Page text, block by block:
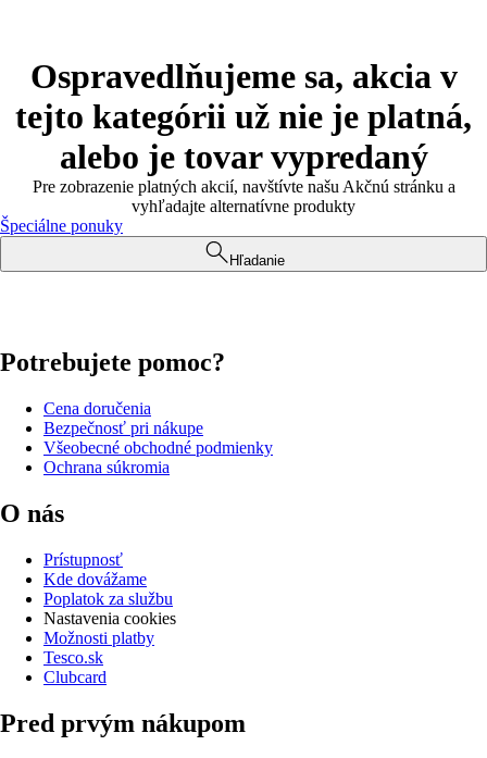
Ospravedlňujeme sa, akcia v
tejto kategórii už nie je platná,
alebo je tovar vypredaný
Pre zobrazenie platných akcií, navštívte našu Akčnú stránku a
vyhľadajte alternatívne produkty
Špeciálne ponuky
Hľadanie
Potrebujete pomoc?
Cena doručenia
Bezpečnosť pri nákupe
Všeobecné obchodné podmienky
Ochrana súkromia
O nás
Prístupnosť
Kde dovážame
Poplatok za službu
Nastavenia cookies
Možnosti platby
Tesco.sk
Clubcard
Pred prvým nákupom